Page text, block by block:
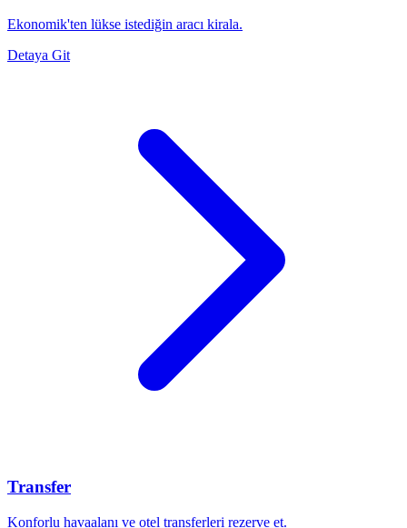
Ekonomik'ten lükse istediğin aracı kirala.
Detaya Git
Transfer
Konforlu havaalanı ve otel transferleri rezerve et.